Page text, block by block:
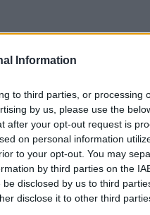
Information
to third parties, or processing
by us, please use the
after your opt-out request is
on personal information
to your opt-out. You may
by third parties on the
disclosed by us to third
disclose it to other third